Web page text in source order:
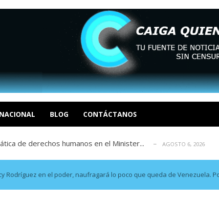
BLOG CONTÁCTANOS
un mercado impulsado por el auge de... AGOSTO 6, 2026
en La Guaira que hasta ahora no había ... AGOSTO 6, 2026
las elecciones libres en Vene...
apagones y promesas incumplidas...
de derechos humanos en el Minister... AGOSTO 6, 2026
un mercado impulsado por el auge de... AGOSTO 6, 2026
en La Guaira que hasta ahora no había ... AGOSTO 6, 2026
las elecciones libres en Vene... AGOSTO 6, 2026
Rodríguez en el poder, naufragará lo poco que queda de Venezuela.